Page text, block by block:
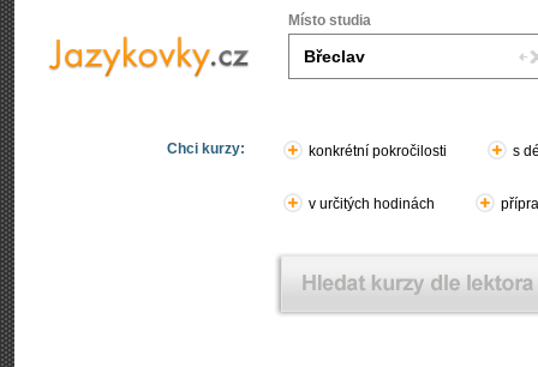
Místo studia
Chci kurzy: konkrétní pokročilosti s
v určitých hodinách